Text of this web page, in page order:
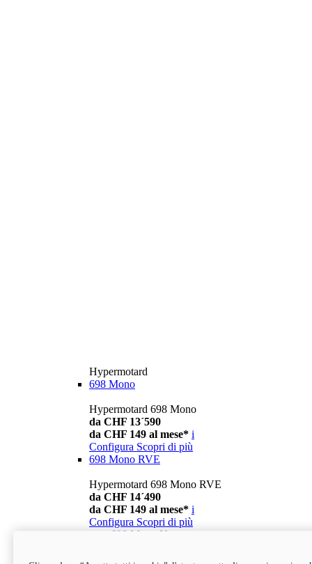
Hypermotard
698 Mono
Hypermotard 698 Mono
da CHF 13´590
da CHF 149 al mese* i
Configura Scopri di più
698 Mono RVE
Hypermotard 698 Mono RVE
da CHF 14´490
da CHF 149 al mese* i
Configura Scopri di più
698 Mono Nera
Hypermotard 698 Mono Nera